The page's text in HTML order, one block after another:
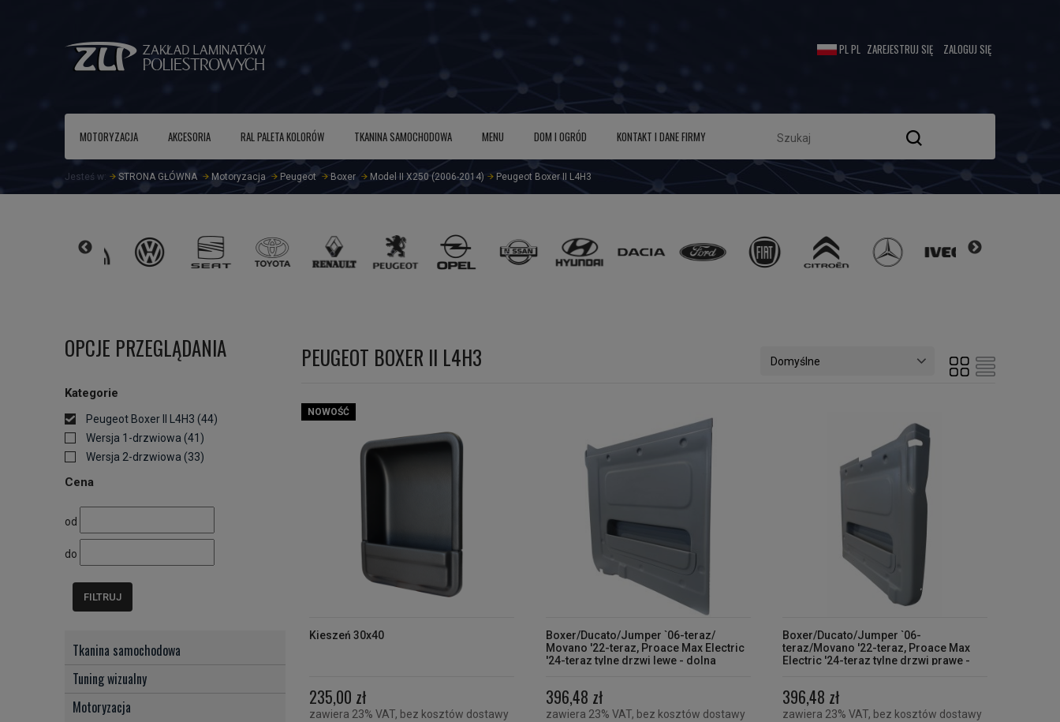
ZAREJESTRUJ SIĘ ZALOGUJ SIĘ
MOTORYZACJA AKCESORIA RAL PALETA KOLORÓW TKANINA SAMOCHODOWA MENU DOM I OGRÓD KONTAKT I DANE FIRMY
Jesteś w: STRONA GŁÓWNA Motoryzacja Peugeot Boxer Model II X250 (2006-2014) Peugeot Boxer II L4H3
OPCJE PRZEGLĄDANIA
Kategorie
Peugeot Boxer II L4H3 (44)
Wersja 1-drzwiowa (41)
Wersja 2-drzwiowa (33)
Cena
od
do
FILTRUJ
Tkanina samochodowa
Tuning wizualny
Motoryzacja
PEUGEOT BOXER II L4H3
Kieszeń 30x40
235,00 zł
zawiera 23% VAT, bez kosztów dostawy
NOWOŚĆ
Boxer/Ducato/Jumper `06-teraz/
Movano '22-teraz, Proace Max Electric
'24-teraz tylne drzwi lewe - dolna
396,48 zł
zawiera 23% VAT, bez kosztów dostawy
Boxer/Ducato/Jumper `06-
teraz/Movano '22-teraz, Proace Max
Electric '24-teraz tylne drzwi prawe -
396,48 zł
zawiera 23% VAT, bez kosztów dostawy